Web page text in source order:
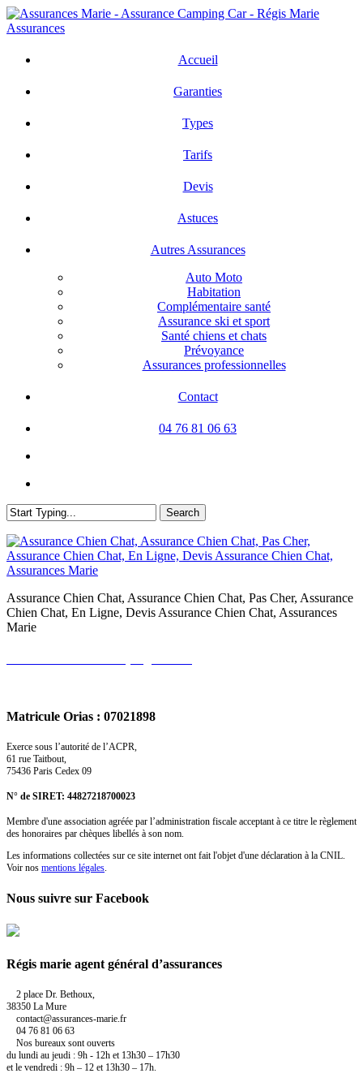
Skip
to
content
Accueil
Garanties
Types
Tarifs
Devis
Astuces
Autres Assurances
Auto Moto
Habitation
Complémentaire santé
Assurance ski et sport
Santé chiens et chats
Prévoyance
Assurances professionnelles
Contact
04 76 81 06 63
Search
Search
Assurance Chien Chat, Assurance Chien Chat, Pas Cher, Assurance
Chien Chat, En Ligne, Devis Assurance Chien Chat, Assurances
Marie
Matricule Orias : 07021898
Exerce sous l’autorité de l’ACPR,
61 rue Taitbout,
75436 Paris Cedex 09
N° de SIRET: 44827218700023
Membre d'une association agréée par l’administration fiscale acceptant à ce titre le règlement
des honoraires par chèques libellés à son nom.
Les informations collectées sur ce site internet ont fait l'objet d'une déclaration à la CNIL.
Voir nos mentions légales.
Nous suivre sur Facebook
Régis marie agent général d’assurances
2 place Dr. Bethoux,
38350 La Mure
contact@assurances-marie.fr
04 76 81 06 63
Nos bureaux sont ouverts
du lundi au jeudi : 9h - 12h et 13h30 – 17h30
et le vendredi : 9h – 12 et 13h30 – 17h.